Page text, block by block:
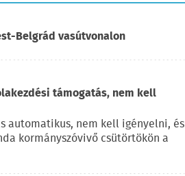
Belgrád vasútvonalon
támogatás, nem kell
automatikus, nem kell igényelni, és
kormányszóvivő csütörtökön a